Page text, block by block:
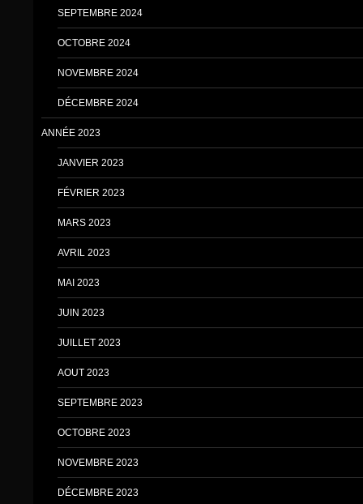
SEPTEMBRE 2024
OCTOBRE 2024
NOVEMBRE 2024
DÉCEMBRE 2024
ANNÉE 2023
JANVIER 2023
FÉVRIER 2023
MARS 2023
AVRIL 2023
MAI 2023
JUIN 2023
JUILLET 2023
AOUT 2023
SEPTEMBRE 2023
OCTOBRE 2023
NOVEMBRE 2023
DÉCEMBRE 2023